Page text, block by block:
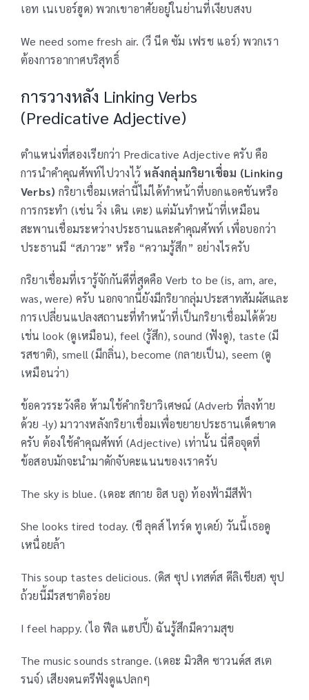
เอท เนเบอร์ฮูด) พวกเขาอาศัยอยู่ในย่านที่เงียบสงบ
We need some fresh air. (วี นีด ซัม เฟรช แอร์) พวกเรา
ต้องการอากาศบริสุทธิ์
การวางหลัง Linking Verbs
(Predicative Adjective)
ตำแหน่งที่สองเรียกว่า Predicative Adjective ครับ คือ
การนำคำคุณศัพท์ไปวางไว้ หลังกลุ่มกริยาเชื่อม (Linking
Verbs) กริยาเชื่อมเหล่านี้ไม่ได้ทำหน้าที่บอกแอคชันหรือ
การกระทำ (เช่น วิ่ง เดิน เตะ) แต่มันทำหน้าที่เหมือน
สะพานเชื่อมระหว่างประธานและคำคุณศัพท์ เพื่อบอกว่า
ประธานมี “สภาวะ” หรือ “ความรู้สึก” อย่างไรครับ
กริยาเชื่อมที่เรารู้จักกันดีที่สุดคือ Verb to be (is, am, are,
was, were) ครับ นอกจากนี้ยังมีกริยากลุ่มประสาทสัมผัสและ
การเปลี่ยนแปลงสถานะที่ทำหน้าที่เป็นกริยาเชื่อมได้ด้วย
เช่น look (ดูเหมือน), feel (รู้สึก), sound (ฟังดู), taste (มี
รสชาติ), smell (มีกลิ่น), become (กลายเป็น), seem (ดู
เหมือนว่า)
ข้อควรระวังคือ ห้ามใช้คำกริยาวิเศษณ์ (Adverb ที่ลงท้าย
ด้วย -ly) มาวางหลังกริยาเชื่อมเพื่อขยายประธานเด็ดขาด
ครับ ต้องใช้คำคุณศัพท์ (Adjective) เท่านั้น นี่คือจุดที่
ข้อสอบมักจะนำมาดักจับคะแนนของเราครับ
The sky is blue. (เดอะ สกาย อิส บลู) ท้องฟ้ามีสีฟ้า
She looks tired today. (ชี ลุคส์ ไทร์ด ทูเดย์) วันนี้เธอดู
เหนื่อยล้า
This soup tastes delicious. (ดิส ซุป เทสต์ส ดีลิเชียส) ซุป
ถ้วยนี้มีรสชาติอร่อย
I feel happy. (ไอ ฟีล แฮปปี้) ฉันรู้สึกมีความสุข
The music sounds strange. (เดอะ มิวสิค ซาวนด์ส สเต
รนจ์) เสียงดนตรีฟังดูแปลกๆ